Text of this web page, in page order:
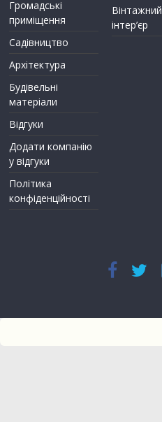
Громадські
приміщення
Садівництво
Архітектура
Будівельні
матеріали
Відгуки
Додати компанію
у відгуки
Політика
конфіденційності
Вінтажний
інтер’єр